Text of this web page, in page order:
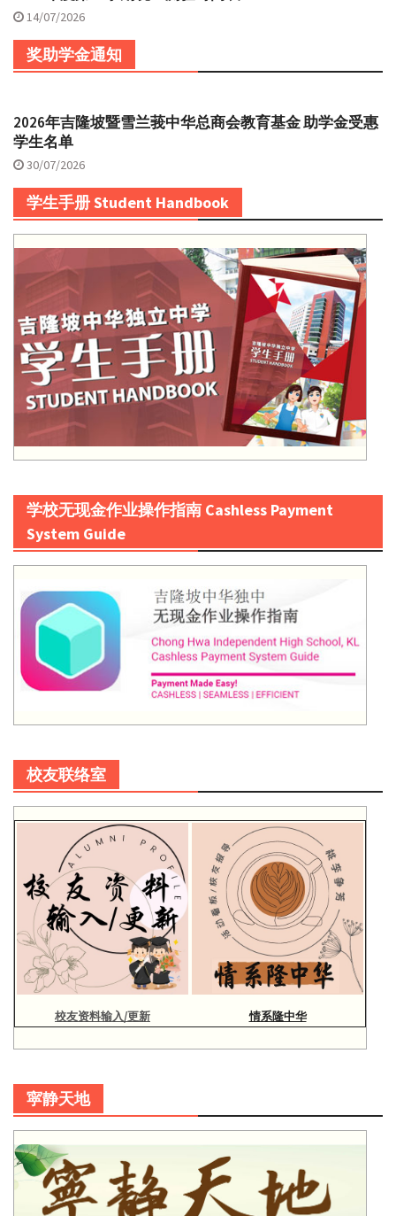
14/07/2026
奖助学金通知
2026年吉隆坡暨雪兰莪中华总商会教育基金 助学金受惠
学生名单
30/07/2026
学生手册 Student Handbook
学校无现金作业操作指南 Cashless Payment
System Guide
校友联络室
校友资料输入/更新 情系隆中华
寜静天地